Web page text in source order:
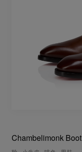
Chambelimonk Boot